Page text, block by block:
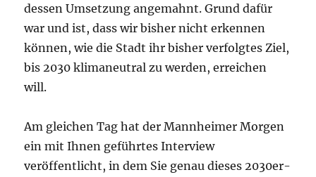
dessen Umsetzung angemahnt. Grund dafür
war und ist, dass wir bisher nicht erkennen
können, wie die Stadt ihr bisher verfolgtes Ziel,
bis 2030 klimaneutral zu werden, erreichen
will.
Am gleichen Tag hat der Mannheimer Morgen
ein mit Ihnen geführtes Interview
veröffentlicht, in dem Sie genau dieses 2030er-